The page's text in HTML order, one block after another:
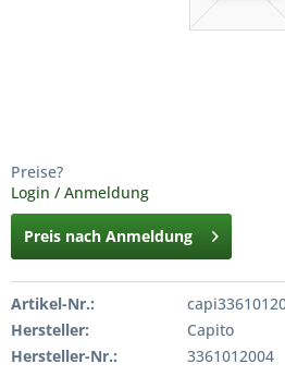
Preise?
Login / Anmeldung
Preis nach Anmeldung
Artikel-Nr.:
Hersteller:
Capito
Hersteller-Nr.:
3361012004